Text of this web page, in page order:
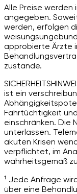
Alle Preise
angegeben.
werden, erfolgen
approbierte Ärzte
zustande.
ist ein
Fahrtüchtigkeit
einschränken. Die
unterlassen.
akuten Krisen
verpflichtet, im
wahrheitsgemäß
¹ Jede Anfrage
über eine